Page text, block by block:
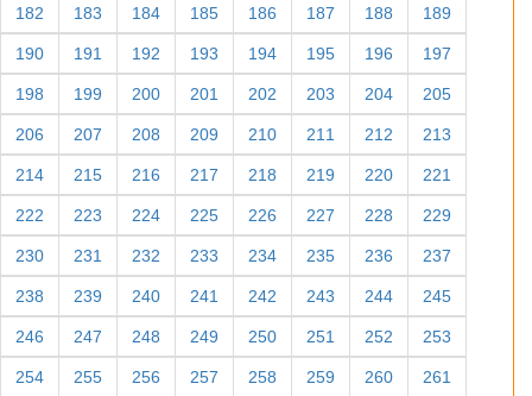
182 183 184 185 186 187 188 189
190 191 192 193 194 195 196 197
198 199 200 201 202 203 204 205
206 207 208 209 210 211 212 213
214 215 216 217 218 219 220 221
222 223 224 225 226 227 228 229
230 231 232 233 234 235 236 237
238 239 240 241 242 243 244 245
246 247 248 249 250 251 252 253
254 255 256 257 258 259 260 261